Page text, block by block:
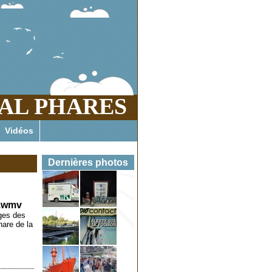
PHARES
marins enfer et paradis menacés
Vidéos
Dernières photos
des
de la